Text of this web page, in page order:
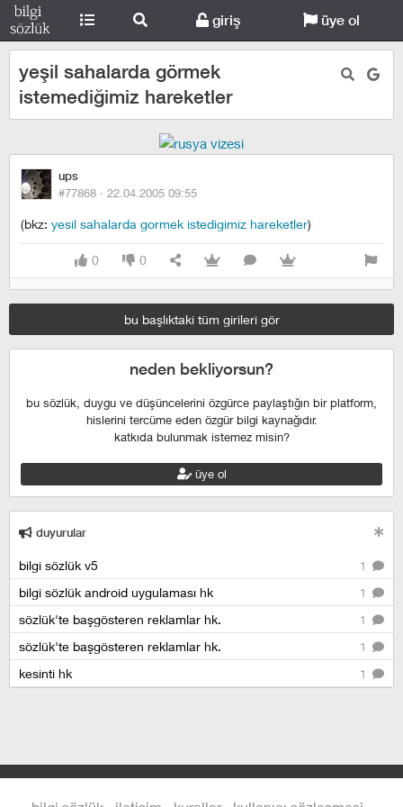
giriş üye ol
yeşil sahalarda görmek
istemediğimiz hareketler
ups
#77868 · 22.04.2005 09:55
(bkz: yesil sahalarda gormek istedigimiz hareketler)
0 0
bu başlıktaki tüm girileri gör
neden bekliyorsun?
bu sözlük, duygu ve düşüncelerini özgürce paylaştığın bir platform,
hislerini tercüme eden özgür bilgi kaynağıdır.
katkıda bulunmak istemez misin?
üye ol
duyurular
1
bilgi sözlük v5
1
bilgi sözlük android uygulaması hk
1
sözlük'te başgösteren reklamlar hk.
1
sözlük'te başgösteren reklamlar hk.
1
kesinti hk